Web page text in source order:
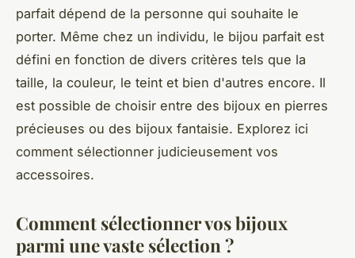
parfait dépend de la personne qui souhaite le
porter. Même chez un individu, le bijou parfait est
défini en fonction de divers critères tels que la
taille, la couleur, le teint et bien d'autres encore. Il
est possible de choisir entre des bijoux en pierres
précieuses ou des bijoux fantaisie. Explorez ici
comment sélectionner judicieusement vos
accessoires.
Comment sélectionner vos bijoux
parmi une vaste sélection ?